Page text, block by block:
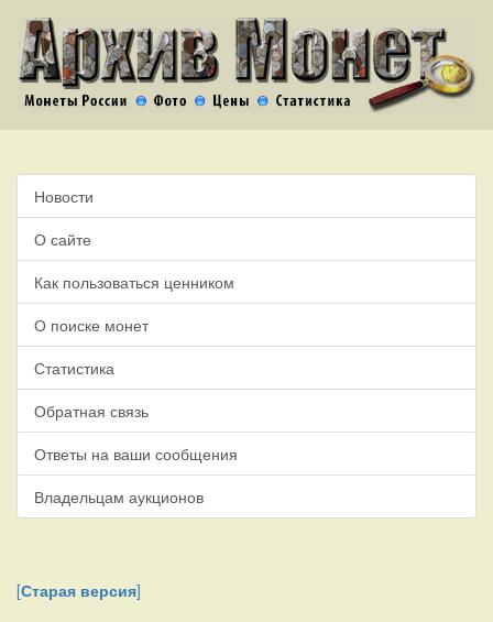
Новости
О сайте
Как пользоваться ценником
О поиске монет
Статистика
Обратная связь
Ответы на ваши сообщения
Владельцам аукционов
[Старая версия]